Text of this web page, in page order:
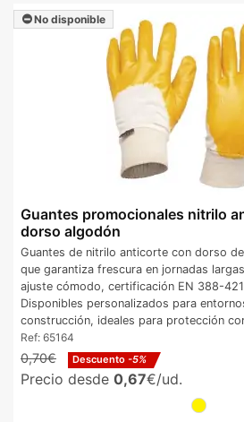
No disponible
Guantes promocionales nitrilo
dorso algodón
Guantes de nitrilo anticorte con dorso
que garantiza frescura en jornadas
ajuste cómodo, certificación EN 388-
Disponibles personalizados para
construcción, ideales para protección
Ref: 65164
0,70€ Descuento -5%
Precio desde 0,67€/ud.